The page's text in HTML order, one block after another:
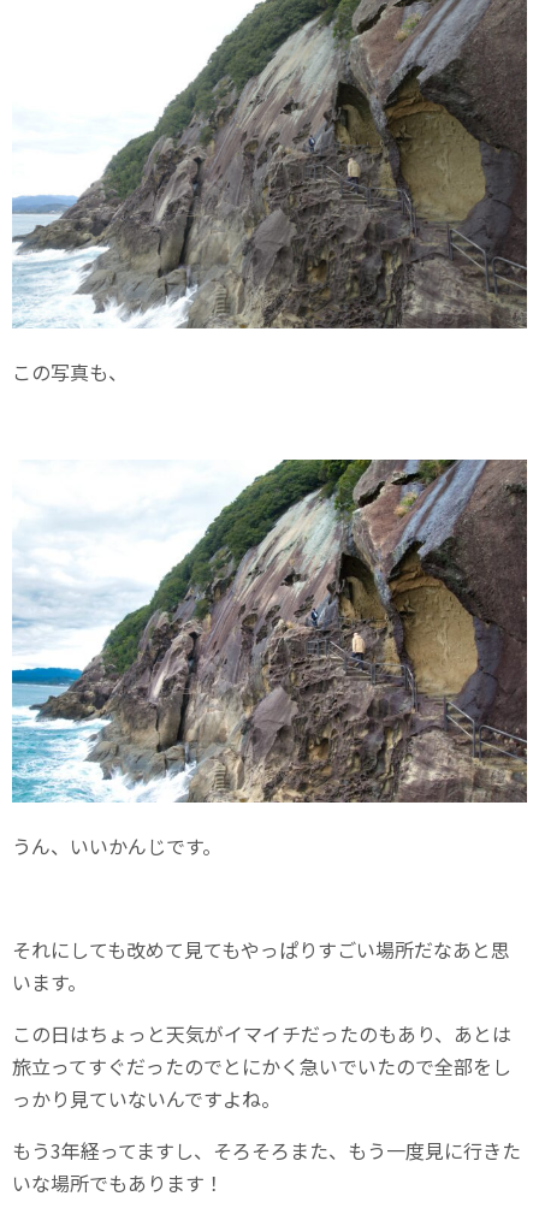
この写真も、
うん、いいかんじです。
それにしても改めて見てもやっぱりすごい場所だなあと思
います。
この日はちょっと天気がイマイチだったのもあり、あとは
旅立ってすぐだったのでとにかく急いでいたので全部をし
っかり見ていないんですよね。
もう3年経ってますし、そろそろまた、もう一度見に行きた
いな場所でもあります！